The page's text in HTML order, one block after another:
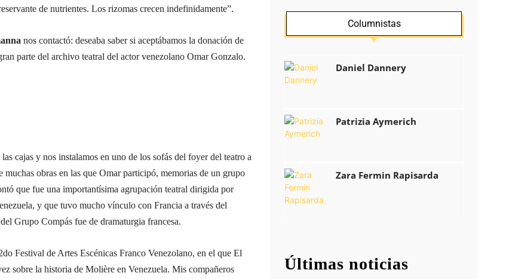
de nutrientes. Los rizomas crecen indefinidamente”.
nos contactó: deseaba saber si aceptábamos la donación de
parte del archivo teatral del actor venezolano Omar Gonzalo.
cajas y nos instalamos en uno de los sofás del foyer del teatro a
obras en las que Omar participó, memorias de un grupo
que fue una importantísima agrupación teatral dirigida por
y que tuvo mucho vínculo con Francia a través del
Grupo Compás fue de dramaturgia francesa.
Festival de Artes Escénicas Franco Venezolano, en el que El
sobre la historia de Molière en Venezuela. Mis compañeros
Columnistas
Daniel Dannery
Patrizia Aymerich
Zara Fermin Rapisarda
Últimas noticias